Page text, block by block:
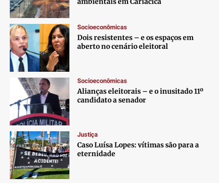
Socioeconômicas
Dois resistentes – e os espaços em
aberto no cenário eleitoral
Socioeconômicas
Alianças eleitorais – e o inusitado 11º
candidato a senador
Justiça
Caso Luísa Lopes: vítimas são para a
eternidade